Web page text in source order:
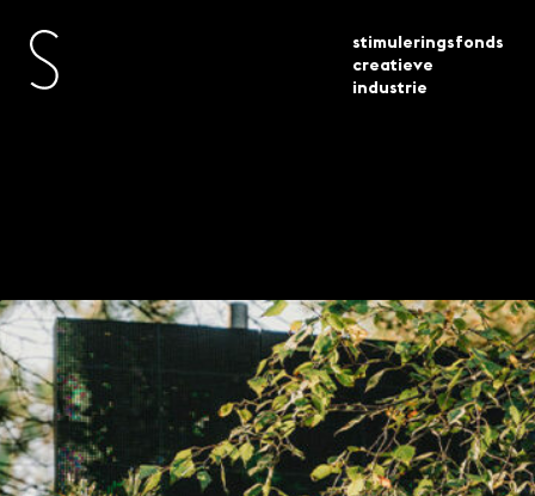
stimuleringsfonds
creatieve
industrie
actueel toegekende
subsidies
digitale culture 50 projecten
geselecteerd
Digitale cultuur – 50